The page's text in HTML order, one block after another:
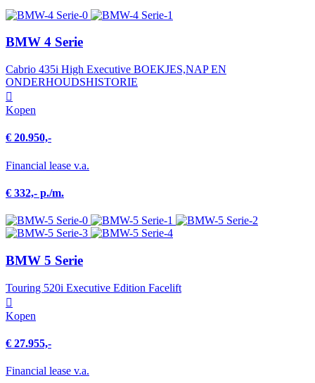
BMW 4 Serie
Cabrio 435i High Executive BOEKJES,NAP EN
ONDERHOUDSHISTORIE
Kopen
€ 20.950,-
Financial lease v.a.
€ 332,- p./m.
BMW 5 Serie
Touring 520i Executive Edition Facelift
Kopen
€ 27.955,-
Financial lease v.a.